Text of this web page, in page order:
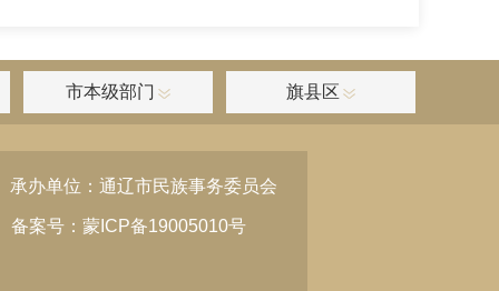
市本级部门 旗县区
承办单位：通辽市民族事务委员会
备案号：蒙ICP备19005010号